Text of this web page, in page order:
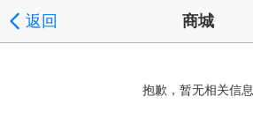
返回 商城
抱歉，暂无相关信息